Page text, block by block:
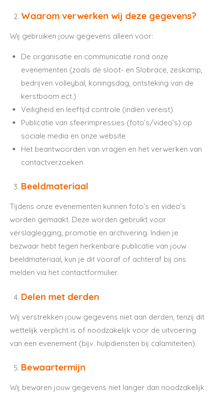
Waarom verwerken wij deze gegevens?
Wij gebruiken jouw gegevens alleen voor:
De organisatie en communicatie rond onze
evenementen (zoals de sloot- en Slobrace, zeskamp,
bedrijven volleybal, koningsdag, ontsteking van de
kerstboom ect.)
Veiligheid en leeftijd controle (indien vereist)
Publicatie van sfeerimpressies (foto’s/video’s) op
sociale media en onze website
Het beantwoorden van vragen en het verwerken van
contactverzoeken
Beeldmateriaal
Tijdens onze evenementen kunnen foto’s en video’s
worden gemaakt. Deze worden gebruikt voor
verslaglegging, promotie en archivering. Indien je
bezwaar hebt tegen herkenbare publicatie van jouw
beeldmateriaal, kun je dit vooraf of achteraf bij ons
melden via het contactformulier.
Delen met derden
Wij verstrekken jouw gegevens niet aan derden, tenzij dit
wettelijk verplicht is of noodzakelijk voor de uitvoering
van een evenement (bijv. hulpdiensten bij calamiteiten).
Bewaartermijn
Wij bewaren jouw gegevens niet langer dan noodzakelijk